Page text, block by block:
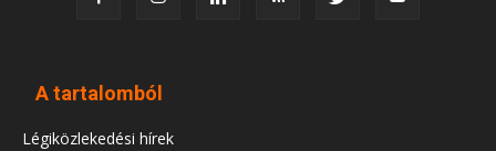
A tartalomból
Légiközlekedési hírek